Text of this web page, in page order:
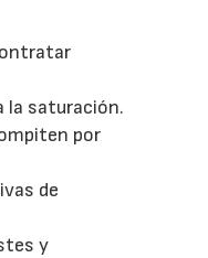
la saturación.
por
de
y